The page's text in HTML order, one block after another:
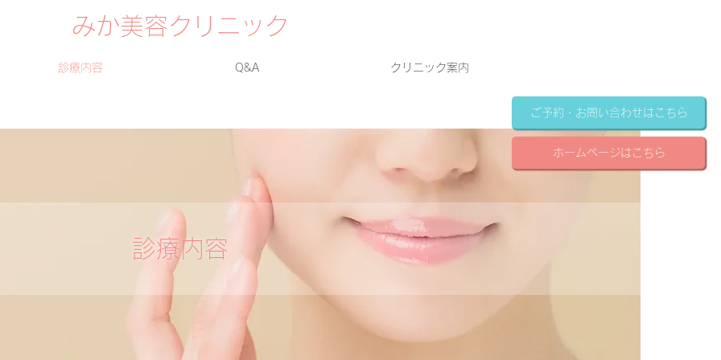
ご予約・お問い合わせはこちら
ホームページはこちら
みか美容クリニック
診療内容 Q&A クリニック案内
診療内容